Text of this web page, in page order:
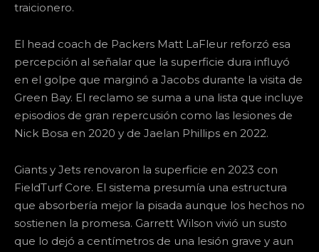
traicionero.
El head coach de Packers Matt LaFleur reforzó esa
percepción al señalar que la superficie dura influyó
en el golpe que marginó a Jacobs durante la visita de
Green Bay. El reclamo se suma a una lista que incluye
episodios de gran repercusión como las lesiones de
Nick Bosa en 2020 y de Jaelan Phillips en 2022.
Giants y Jets renovaron la superficie en 2023 con
FieldTurf Core. El sistema presumía una estructura
que absorbería mejor la pisada aunque los hechos no
sostienen la promesa. Garrett Wilson vivió un susto
que lo dejó a centímetros de una lesión grave y aun